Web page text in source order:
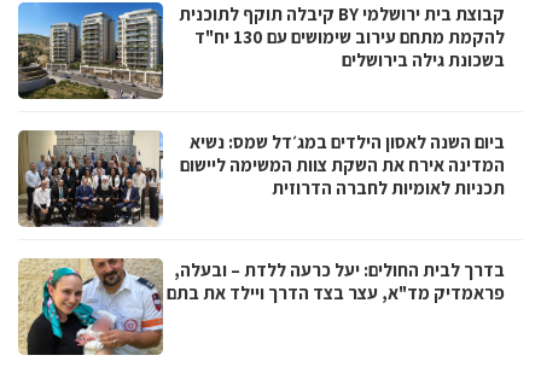
קבוצת בית ירושלמי BY קיבלה תוקף לתוכנית
להקמת מתחם עירוב שימושים עם 130 יח"ד
בשכונת גילה בירושלים
ביום השנה לאסון הילדים במג׳דל שמס: נשיא
המדינה אירח את השקת צוות המשימה ליישום
תכניות לאומיות לחברה הדרוזית
בדרך לבית החולים: יעל כרעה ללדת – ובעלה,
פראמדיק מד"א, עצר בצד הדרך ויילד את בתם